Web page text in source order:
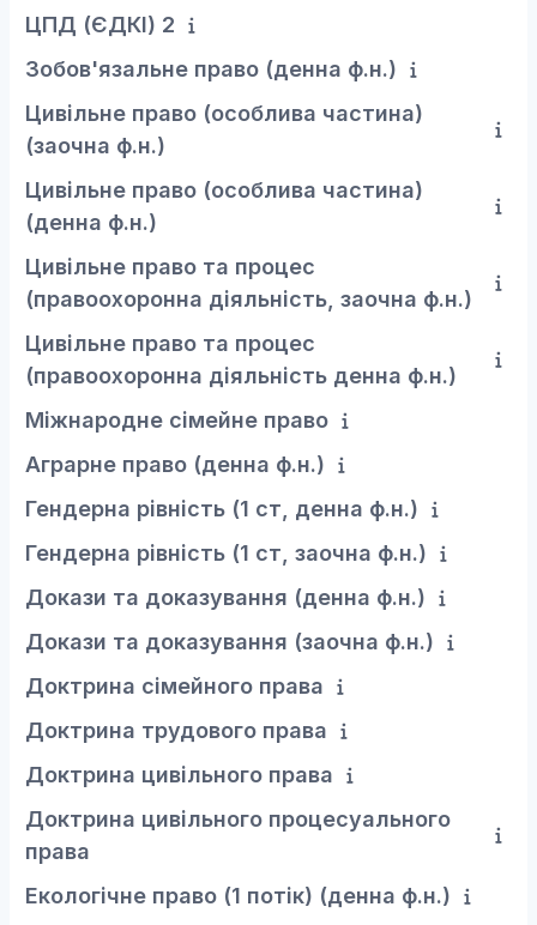
ЦПД (ЄДКІ) 2
Зобов'язальне право (денна ф.н.)
Цивільне право (особлива частина)
(заочна ф.н.)
Цивільне право (особлива частина)
(денна ф.н.)
Цивільне право та процес
(правоохоронна діяльність, заочна ф.н.)
Цивільне право та процес
(правоохоронна діяльність денна ф.н.)
Міжнародне сімейне право
Аграрне право (денна ф.н.)
Гендерна рівність (1 ст, денна ф.н.)
Гендерна рівність (1 ст, заочна ф.н.)
Докази та доказування (денна ф.н.)
Докази та доказування (заочна ф.н.)
Доктрина сімейного права
Доктрина трудового права
Доктрина цивільного права
Доктрина цивільного процесуального
права
Екологічне право (1 потік) (денна ф.н.)